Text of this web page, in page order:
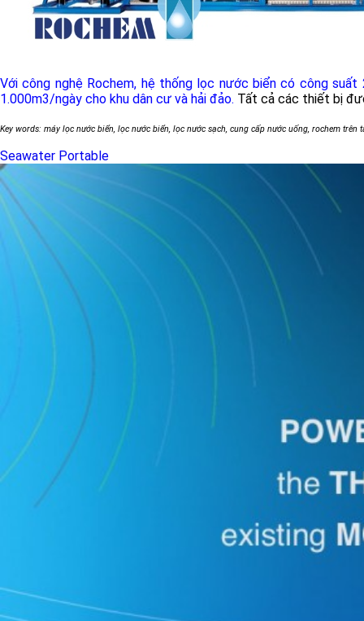
Với công nghệ Rochem, hệ thống lọc nước biển có công
1.000m3/ngày cho khu dân cư và hải đảo. Tất cả các thiết bị
Key words: máy lọc nước biển, lọc nước biển, lọc nước sạch, cung cấp nước uống, rochem trên
Seawater Portable